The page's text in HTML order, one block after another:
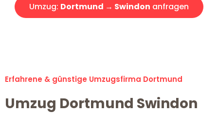
Umzug: Dortmund → Swindon anfragen
Erfahrene & günstige Umzugsfirma Dortmund
Umzug Dortmund Swindon